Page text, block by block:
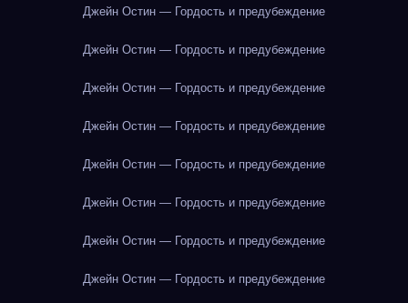
Джейн Остин — Гордость и предубеждение
Джейн Остин — Гордость и предубеждение
Джейн Остин — Гордость и предубеждение
Джейн Остин — Гордость и предубеждение
Джейн Остин — Гордость и предубеждение
Джейн Остин — Гордость и предубеждение
Джейн Остин — Гордость и предубеждение
Джейн Остин — Гордость и предубеждение